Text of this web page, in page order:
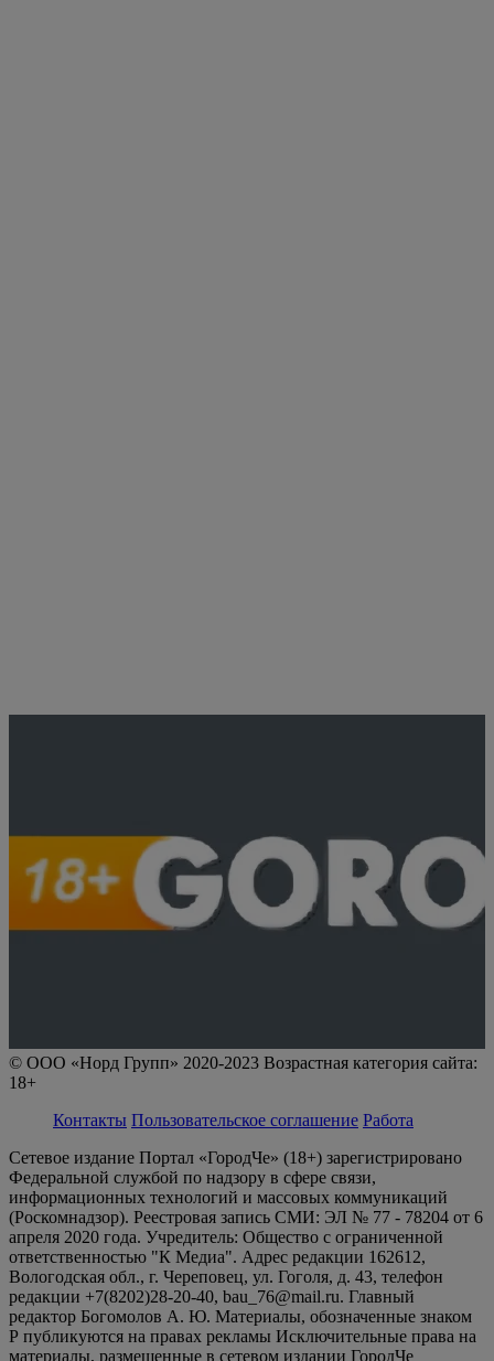
© ООО «Норд Групп» 2020-2023 Возрастная категория сайта:
18+
Контакты Пользовательское соглашение Работа
Сетевое издание Портал «ГородЧе» (18+) зарегистрировано
Федеральной службой по надзору в сфере связи,
информационных технологий и массовых коммуникаций
(Роскомнадзор). Реестровая запись СМИ: ЭЛ № 77 - 78204 от 6
апреля 2020 года. Учредитель: Общество с ограниченной
ответственностью "К Медиа". Адрес редакции 162612,
Вологодская обл., г. Череповец, ул. Гоголя, д. 43, телефон
редакции +7(8202)28-20-40, bau_76@mail.ru. Главный
редактор Богомолов А. Ю. Материалы, обозначенные знаком
Р публикуются на правах рекламы Исключительные права на
материалы, размещенные в сетевом издании ГородЧе